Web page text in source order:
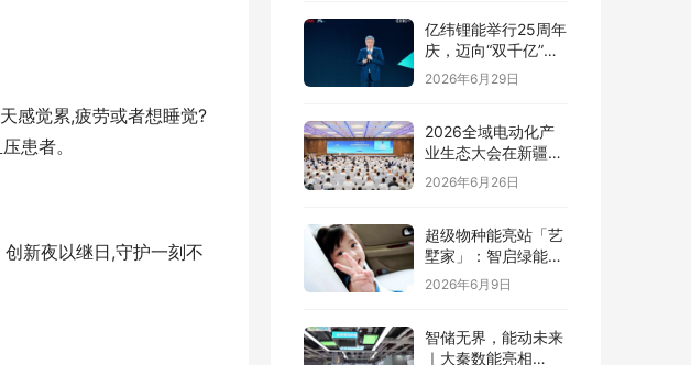
感觉累,疲劳或者想睡觉?
患者。
新夜以继日,守护一刻不
亿纬锂能举行25周年
庆，迈向“双千亿”新
阶段
2026年6月29日
2026全域电动化产
业生态大会在新疆塔
城盛大开幕
2026年6月26日
超级物种能亮站「艺
墅家」：智启绿能，
省钱又增值
2026年6月9日
智储无界，能动未来
｜大秦数能亮相